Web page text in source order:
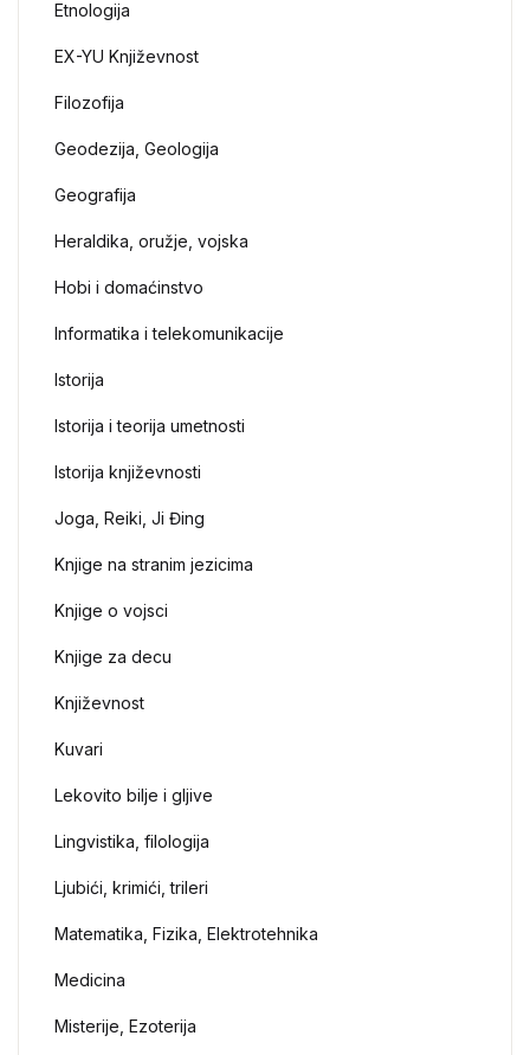
Etnologija
EX-YU Književnost
Filozofija
Geodezija, Geologija
Geografija
Heraldika, oružje, vojska
Hobi i domaćinstvo
Informatika i telekomunikacije
Istorija
Istorija i teorija umetnosti
Istorija književnosti
Joga, Reiki, Ji Đing
Knjige na stranim jezicima
Knjige o vojsci
Knjige za decu
Književnost
Kuvari
Lekovito bilje i gljive
Lingvistika, filologija
Ljubići, krimići, trileri
Matematika, Fizika, Elektrotehnika
Medicina
Misterije, Ezoterija